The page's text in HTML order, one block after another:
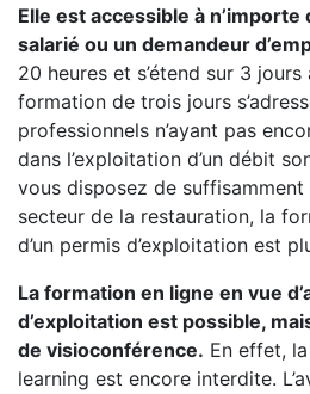
Elle est accessible à n’importe
salarié ou un demandeur
20 heures et s’étend sur 3
formation de trois jours
professionnels n’ayant pas
dans l’exploitation d’un débit
vous disposez de suffisamment
secteur de la restauration, la
d’un permis d’exploitation est
La formation en ligne en vue
d’exploitation est possible,
de visioconférence. En effet,
learning est encore interdite.